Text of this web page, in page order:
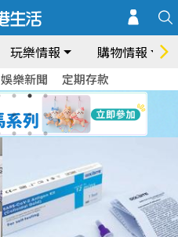
玩樂情報 購物情報
娛樂新聞 定期存款